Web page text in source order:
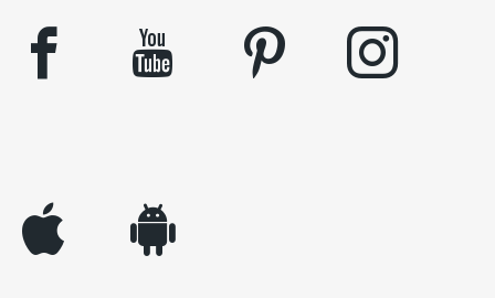
facebook youtube pinterest instagram
appleinc android